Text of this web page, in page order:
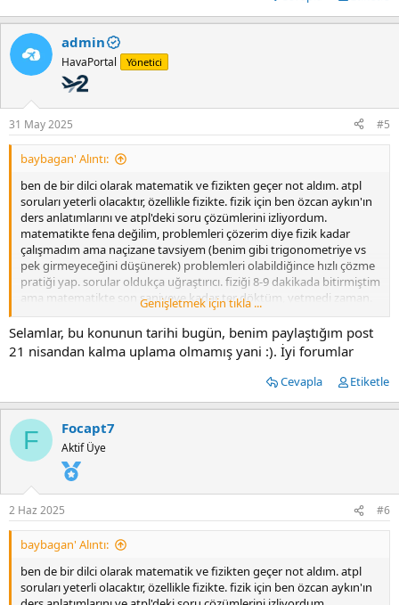
admin
HavaPortal Yönetici
31 May 2025 #5
baybagan' Alıntı:
ben de bir dilci olarak matematik ve fizikten geçer not aldım. atpl
soruları yeterli olacaktır, özellikle fizikte. fizik için ben özcan aykın'ın
ders anlatımlarını ve atpl'deki soru çözümlerini izliyordum.
matematikte fena değilim, problemleri çözerim diye fizik kadar
çalışmadım ama naçizane tavsiyem (benim gibi trigonometriye vs
pek girmeyeceğini düşünerek) problemleri olabildiğince hızlı çözme
pratiği yap. sorular oldukça uğraştırıcı. fiziği 8-9 dakikada bitirmiştim
ama matematikte son saniyeye kadar ter döktüm, yetmedi zaman.
edit: postun tarihini yeni gördüm :)
Genişletmek için tıkla ...
Selamlar, bu konunun tarihi bugün, benim paylaştığım post
21 nisandan kalma uplama olmamış yani :). İyi forumlar
Cevapla Etiketle
F Focapt7
Aktif Üye
2 Haz 2025 #6
baybagan' Alıntı:
ben de bir dilci olarak matematik ve fizikten geçer not aldım. atpl
soruları yeterli olacaktır, özellikle fizikte. fizik için ben özcan aykın'ın